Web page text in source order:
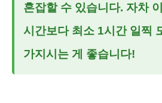
혼잡할 수 있습니다. 자차
시간보다 최소 1시간 일찍
가지시는 게 좋습니다!